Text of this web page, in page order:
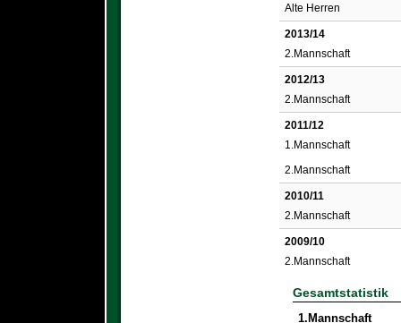
Alte Herren
2013/14
2.Mannschaft
2012/13
2.Mannschaft
2011/12
1.Mannschaft
2.Mannschaft
2010/11
2.Mannschaft
2009/10
2.Mannschaft
Gesamtstatistik
1.Mannschaft